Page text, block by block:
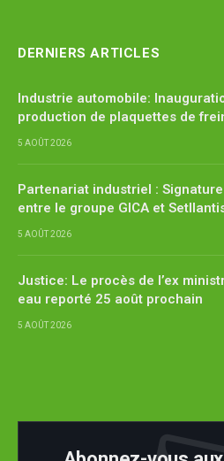
DERNIERS ARTICLES
Industrie automobile:
production de plaquettes de
5 AOÛT 2026
Partenariat industriel :
entre le groupe GICA et
5 AOÛT 2026
Justice: Le procès de l’ex
eau reporté 25 août prochain
5 AOÛT 2026